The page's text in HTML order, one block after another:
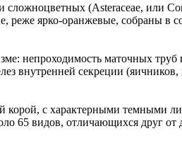
(Asteraceae, или
ярко-оранжевые, собраны в
непроходимость маточных
внутренней секреции
с характерными темными
65 видов, отличающихся друг